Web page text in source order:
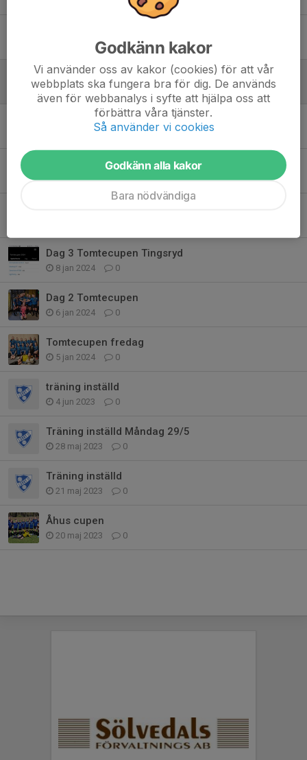
10 mar 2024 1
Träning 17/1-24
17 jan 2024 0
Inställd träning onsdag 17/1
17 jan 2024 0
16 jan 2024 0
Dag 3 Tomtecupen Tingsryd
8 jan 2024 0
Dag 2 Tomtecupen
6 jan 2024 0
Tomtecupen fredag
5 jan 2024 0
träning inställd
4 jun 2023 0
Träning inställd Måndag 29/5
28 maj 2023 0
Träning inställd
21 maj 2023 0
Åhus cupen
20 maj 2023 0
Godkänn kakor
Vi använder oss av kakor (cookies) för att vår
webbplats ska fungera bra för dig. De används
även för webbanalys i syfte att hjälpa oss att
förbättra våra tjänster.
Så använder vi cookies
Godkänn alla kakor
Bara nödvändiga